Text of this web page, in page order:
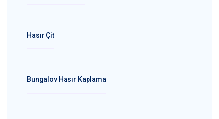
Hasır Çit
Bungalov Hasır Kaplama